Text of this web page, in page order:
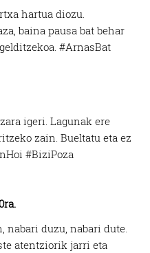
hartua diozu.
baina pausa bat behar
#ArnasBat
igeri. Lagunak ere
zain. Bueltatu eta ez
#BiziPoza
nabari duzu, nabari dute.
atentziorik jarri eta